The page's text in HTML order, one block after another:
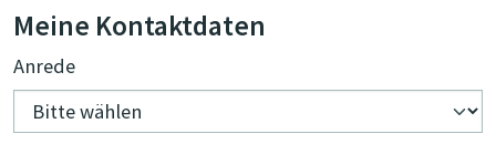
Meine Kontaktdaten
Anrede